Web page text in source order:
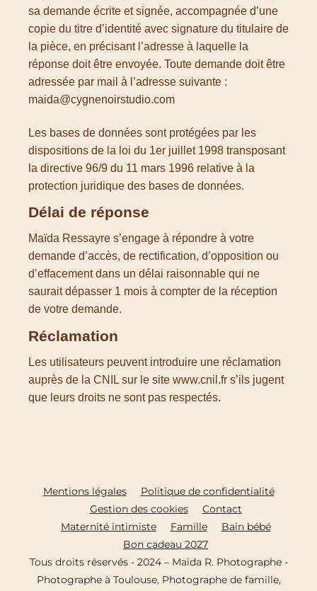
sa demande écrite et signée, accompagnée d’une
copie du titre d’identité avec signature du titulaire de
la pièce, en précisant l’adresse à laquelle la
réponse doit être envoyée. Toute demande doit être
adressée par mail à l’adresse suivante :
maida@cygnenoirstudio.com
Les bases de données sont protégées par les
dispositions de la loi du 1er juillet 1998 transposant
la directive 96/9 du 11 mars 1996 relative à la
protection juridique des bases de données.
Délai de réponse
Maïda Ressayre s’engage à répondre à votre
demande d’accès, de rectification, d’opposition ou
d’effacement dans un délai raisonnable qui ne
saurait dépasser 1 mois à compter de la réception
de votre demande.
Réclamation
Les utilisateurs peuvent introduire une réclamation
auprès de la CNIL sur le site www.cnil.fr s’ils jugent
que leurs droits ne sont pas respectés.
Mentions légales
Politique de confidentialité
Gestion des cookies
Contact
Maternité intimiste
Famille
Bain bébé
Bon cadeau 2027
Tous droits réservés - 2024 – Maïda R. Photographe -
Photographe à Toulouse, Photographe de famille,